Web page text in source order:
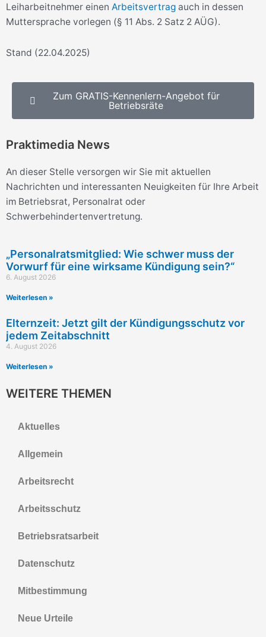
Leiharbeitnehmer einen Arbeitsvertrag auch in dessen
Muttersprache vorlegen (§ 11 Abs. 2 Satz 2 AÜG).
Stand (22.04.2025)
Zum GRATIS-Kennenlern-Angebot für
Betriebsräte
Praktimedia News
An dieser Stelle versorgen wir Sie mit aktuellen
Nachrichten und interessanten Neuigkeiten für Ihre Arbeit
im Betriebsrat, Personalrat oder
Schwerbehindertenvertretung.
„Personalratsmitglied: Wie schwer muss der
Vorwurf für eine wirksame Kündigung sein?“
6. August 2026
Weiterlesen »
Elternzeit: Jetzt gilt der Kündigungsschutz vor
jedem Zeitabschnitt
4. August 2026
Weiterlesen »
WEITERE THEMEN
Aktuelles
Allgemein
Arbeitsrecht
Arbeitsschutz
Betriebsratsarbeit
Datenschutz
Mitbestimmung
Neue Urteile